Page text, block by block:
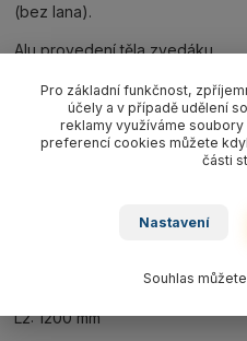
(bez lana).
Alu provedení těla zvedáku.
Rozměry:
A: 666 mm
L2: 1200 mm
Pro základní funkčnost,
účely a v případě udělení
reklamy využíváme
preferencí cookies můžete
části
Nastavení
Souhlas